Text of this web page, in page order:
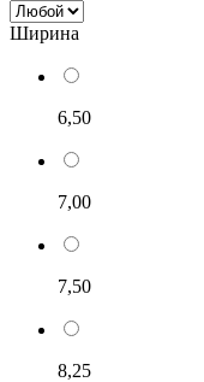
Ширина
6,50
7,00
7,50
8,25